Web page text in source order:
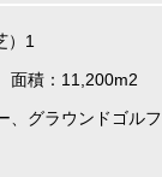
）1
面積：11,200m2
、グラウンドゴルフ